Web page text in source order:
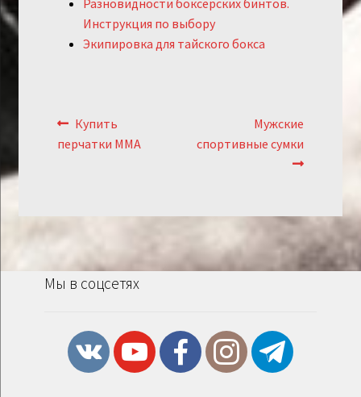
Инструкция по выбору
Экипировка для тайского бокса
по
записям
Предыдущий:
Купить
перчатки ММА
Следующий:
Мужские
спортивные сумки
Мы в соцсетях